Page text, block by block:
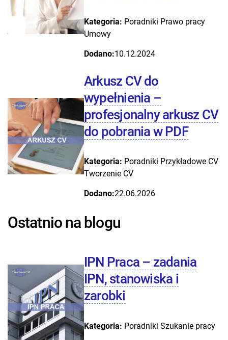
Kategoria: Poradniki Prawo pracy
Umowy
Dodano:10.12.2024
Arkusz CV do
wypełnienia –
profesjonalny arkusz CV
do pobrania w PDF
Kategoria: Poradniki Przykładowe CV
Tworzenie CV
Dodano:22.06.2026
Ostatnio na blogu
IPN Praca – zadania
IPN, stanowiska i
zarobki
Kategoria: Poradniki Szukanie pracy